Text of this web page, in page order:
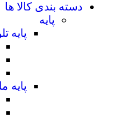
دسته بندی کالا ها
پایه
پایه
پایه